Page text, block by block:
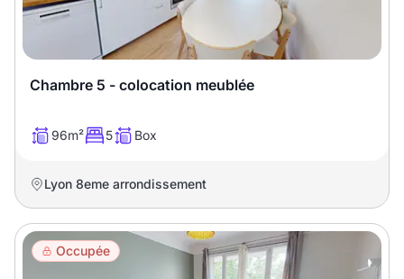
Chambre 5 - colocation meublée
96m² 5 Box
Lyon 8eme arrondissement
Occupée